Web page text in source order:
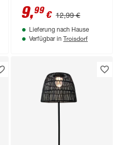
gelb 22 x 40 cm
9,99 € 12,99 €
Lieferung nach Hause
Verfügbar in Troisdorf